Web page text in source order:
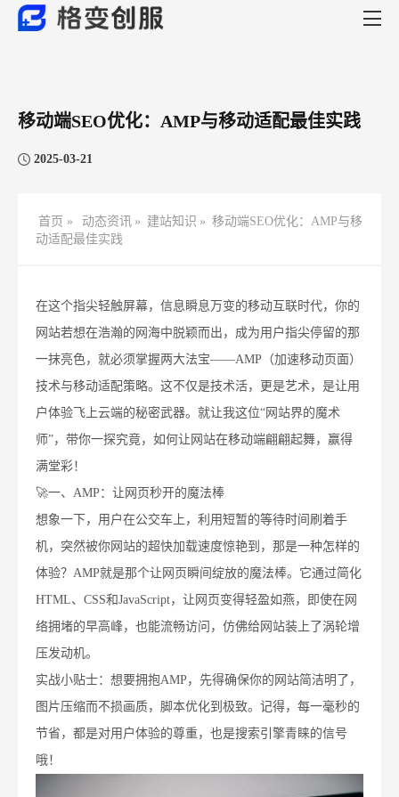
移动端SEO优化：AMP与移动适配最佳实践
2025-03-21
首页 » 动态资讯 » 建站知识 » 移动端SEO优化：AMP与移
动适配最佳实践
在这个指尖轻触屏幕，信息瞬息万变的移动互联时代，你的
网站若想在浩瀚的网海中脱颖而出，成为用户指尖停留的那
一抹亮色，就必须掌握两大法宝——AMP（加速移动页面）
技术与移动适配策略。这不仅是技术活，更是艺术，是让用
户体验飞上云端的秘密武器。就让我这位“网站界的魔术
师”，带你一探究竟，如何让网站在移动端翩翩起舞，赢得
满堂彩！
🚀一、AMP：让网页秒开的魔法棒
想象一下，用户在公交车上，利用短暂的等待时间刷着手
机，突然被你网站的超快加载速度惊艳到，那是一种怎样的
体验？AMP就是那个让网页瞬间绽放的魔法棒。它通过简化
HTML、CSS和JavaScript，让网页变得轻盈如燕，即使在网
络拥堵的早高峰，也能流畅访问，仿佛给网站装上了涡轮增
压发动机。
实战小贴士：想要拥抱AMP，先得确保你的网站简洁明了，
图片压缩而不损画质，脚本优化到极致。记得，每一毫秒的
节省，都是对用户体验的尊重，也是搜索引擎青睐的信号
哦！